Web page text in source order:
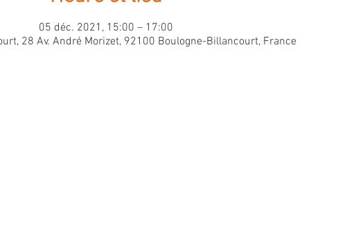
05 déc. 2021, 15:00 – 17:00
28 Av. André Morizet, 92100 Boulogne-Billancourt, France